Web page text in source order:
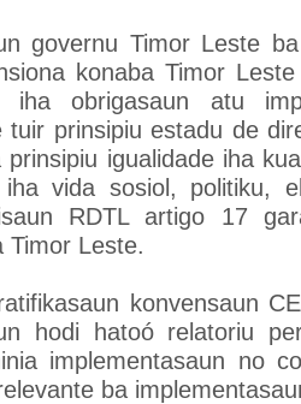
governu Timor Leste
konaba Timor
iha obrigasaun atu
tuir prinsipiu estadu de
igualidade iha
vida sosiol, politiku,
RDTL artigo 17
Timor Leste.
konvensaun
hodi hatoó relatoriu
implementasaun no
ba